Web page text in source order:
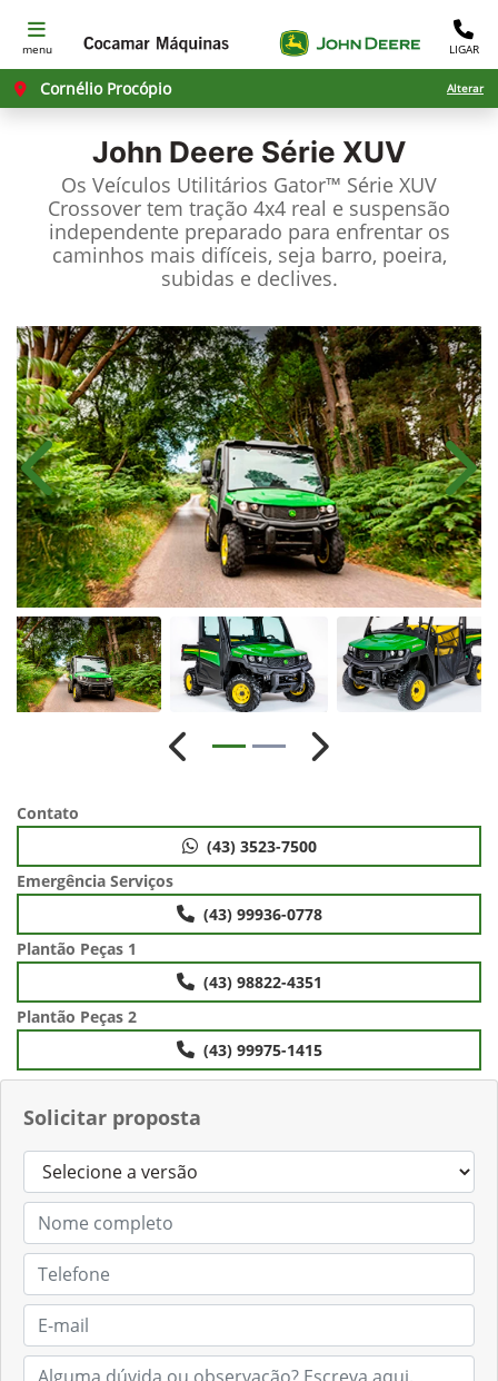
menu LIGAR
Cornélio Procópio Alterar
John Deere Série XUV
Os Veículos Utilitários Gator™ Série XUV
Crossover tem tração 4x4 real e suspensão
independente preparado para enfrentar os
caminhos mais difíceis, seja barro, poeira,
subidas e declives.
Solicitar proposta
Anterior
Anterior Próximo
Contato
(43) 3523-7500
Emergência Serviços
(43) 99936-0778
Plantão Peças 1
(43) 98822-4351
Plantão Peças 2
(43) 99975-1415